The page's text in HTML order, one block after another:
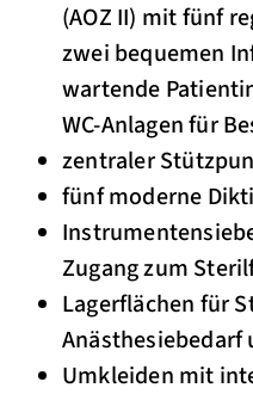
(AOZ II) mit fünf
zwei bequemen
wartende
WC-Anlagen für
zentraler
fünf moderne
Zugang zum
Lagerflächen für
Anästhesiebedarf
Umkleiden mit